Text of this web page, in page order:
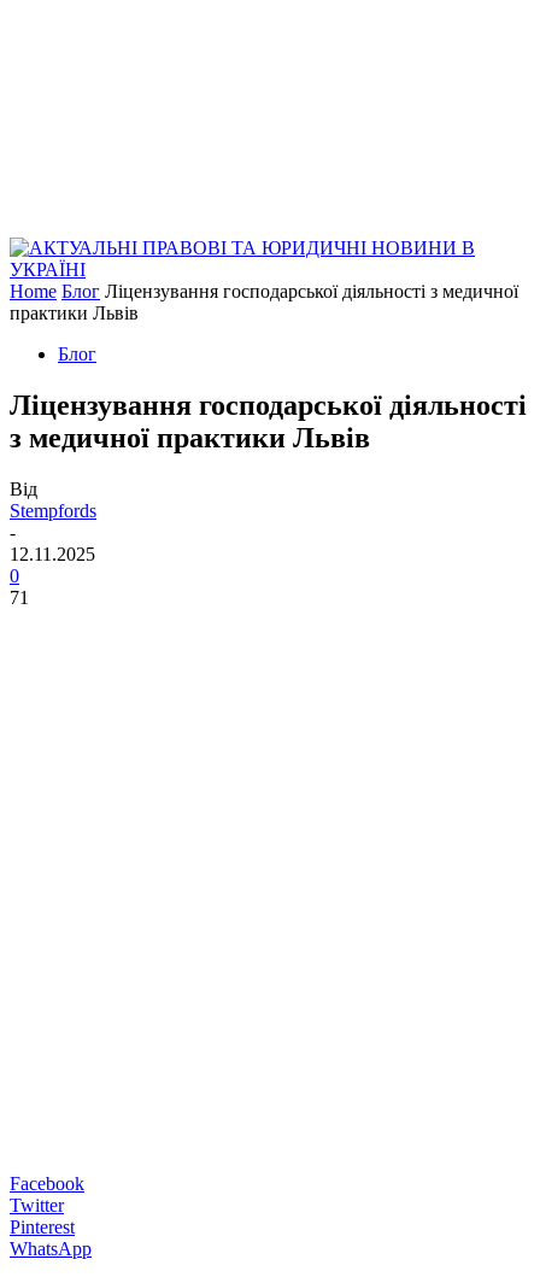
Home Блог Ліцензування господарської діяльності з медичної
практики Львів
Блог
Ліцензування господарської діяльності
з медичної практики Львів
Від
Stempfords
-
12.11.2025
0
71
Facebook
Twitter
Pinterest
WhatsApp